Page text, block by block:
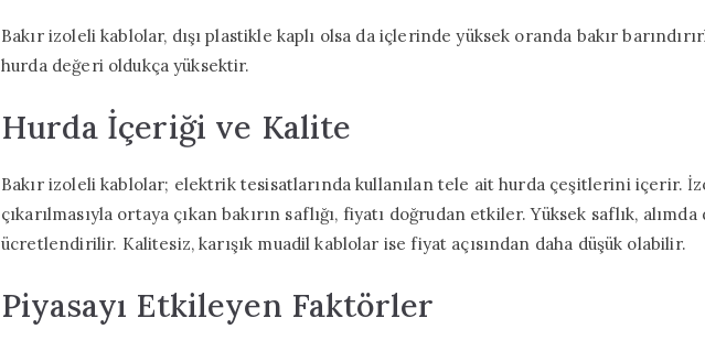
Bakır izoleli kablolar, dışı plastikle kaplı olsa da içlerinde yüksek oranda bakır
hurda değeri oldukça yüksektir.
Hurda İçeriği ve Kalite
Bakır izoleli kablolar; elektrik tesisatlarında kullanılan tele ait hurda çeşitlerini içerir.
çıkarılmasıyla ortaya çıkan bakırın saflığı, fiyatı doğrudan etkiler. Yüksek saflık, alımda
ücretlendirilir. Kalitesiz, karışık muadil kablolar ise fiyat açısından daha düşük olabilir.
Piyasayı Etkileyen Faktörler